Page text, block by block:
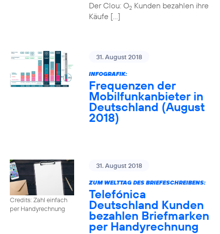
Der Clou: O2Kunden bezahlen ihre
Käufe […]
31. August 2018
INFOGRAFIK:
Frequenzen der
Mobilfunkanbieter in
Deutschland (August
2018)
Credits: Zahl einfach
per Handyrechnung
31. August 2018
ZUM WELTTAG DES BRIEFESCHREIBENS:
Telefónica
Deutschland Kunden
bezahlen Briefmarken
per Handyrechnung